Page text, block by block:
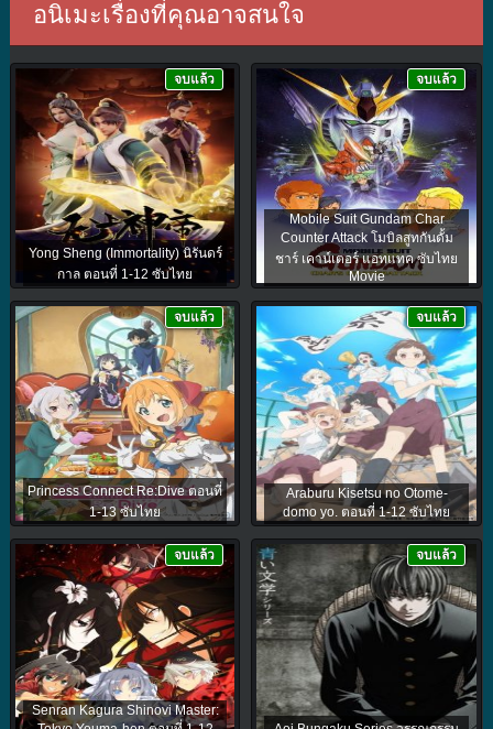
อนิเมะเรื่องที่คุณอาจสนใจ
Yong Sheng (Immortality) นิรันดร์
กาล ตอนที่ 1-12 ซับไทย
จบแล้ว
Mobile Suit Gundam Char
Counter Attack โมบิลสูทกันดั้ม
ชาร์ เคาน์เตอร์ แอทแทค ซับไทย
Movie
จบแล้ว
Princess Connect Re:Dive ตอนที่
1-13 ซับไทย
จบแล้ว
Araburu Kisetsu no Otome-
domo yo. ตอนที่ 1-12 ซับไทย
จบแล้ว
Senran Kagura Shinovi Master:
จบแล้ว จบแล้ว